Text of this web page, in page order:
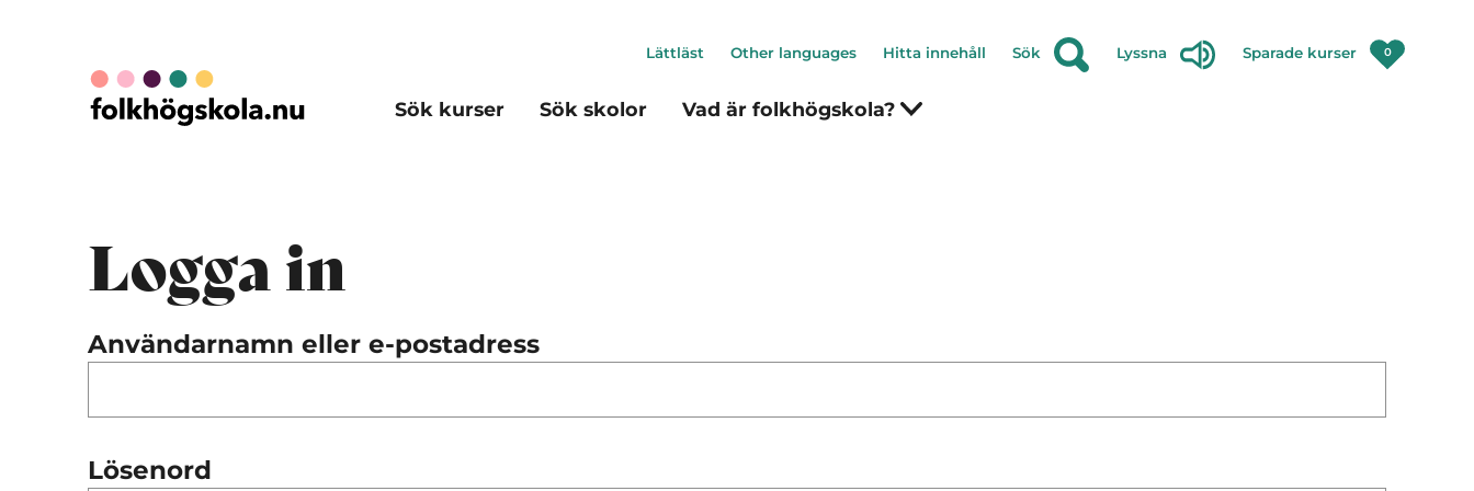
Sök kurser Sök skolor Vad är folkhögskola?
Lättläst Other languages Hitta innehåll Sök Lyssna Sparade kurser 0
Logga in
Användarnamn eller e-postadress
Lösenord